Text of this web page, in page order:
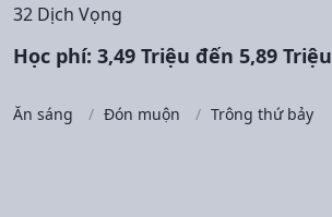
32 Dịch Vọng
Học phí: 3,49 Triệu đến 5,89 Triệu
Ăn sáng Đón muộn Trông thứ bảy